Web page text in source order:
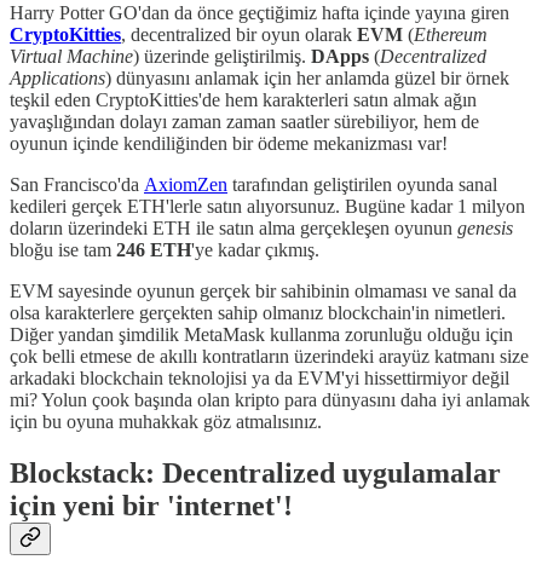
Harry Potter GO'dan da önce geçtiğimiz hafta içinde yayına giren
CryptoKitties, decentralized bir oyun olarak EVM (Ethereum
Virtual Machine) üzerinde geliştirilmiş. DApps (Decentralized
Applications) dünyasını anlamak için her anlamda güzel bir örnek
teşkil eden CryptoKitties'de hem karakterleri satın almak ağın
yavaşlığından dolayı zaman zaman saatler sürebiliyor, hem de
oyunun içinde kendiliğinden bir ödeme mekanizması var!
San Francisco'da AxiomZen tarafından geliştirilen oyunda sanal
kedileri gerçek ETH'lerle satın alıyorsunuz. Bugüne kadar 1 milyon
doların üzerindeki ETH ile satın alma gerçekleşen oyunun genesis
bloğu ise tam 246 ETH'ye kadar çıkmış.
EVM sayesinde oyunun gerçek bir sahibinin olmaması ve sanal da
olsa karakterlere gerçekten sahip olmanız blockchain'in nimetleri.
Diğer yandan şimdilik MetaMask kullanma zorunluğu olduğu için
çok belli etmese de akıllı kontratların üzerindeki arayüz katmanı size
arkadaki blockchain teknolojisi ya da EVM'yi hissettirmiyor değil
mi? Yolun çook başında olan kripto para dünyasını daha iyi anlamak
için bu oyuna muhakkak göz atmalısınız.
Blockstack: Decentralized uygulamalar
için yeni bir 'internet'!